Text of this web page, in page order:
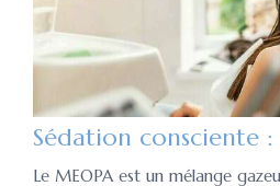
Le MEOPA est un mélange